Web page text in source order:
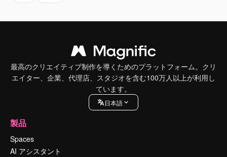
最高のクリエイティブ制作を導くためのプラットフォーム。クリ
エイター、企業、代理店、スタジオを含む100万人以上が利用し
ています。
日本語
製品
Spaces
AI アシスタント